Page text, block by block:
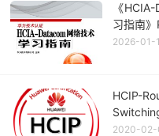
《
习指南
2026-01-
2020-02-